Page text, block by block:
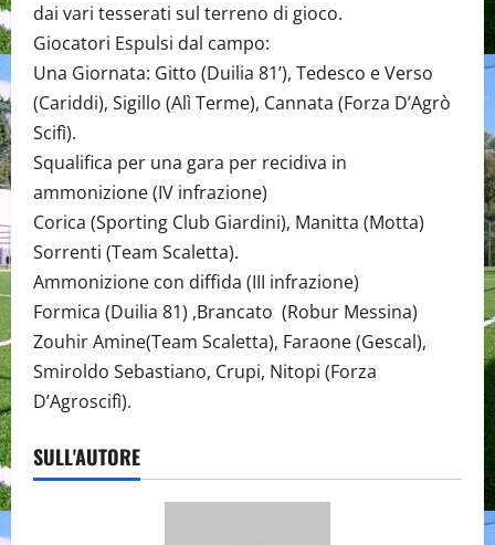
dai vari tesserati sul terreno di gioco.
Giocatori Espulsi dal campo:
Una Giornata: Gitto (Duilia 81’), Tedesco e Verso
(Cariddi), Sigillo (Alì Terme), Cannata (Forza D’Agrò
Scifì).
Squalifica per una gara per recidiva in
ammonizione (IV infrazione)
Corica (Sporting Club Giardini), Manitta (Motta)
Sorrenti (Team Scaletta).
Ammonizione con diffida (III infrazione)
Formica (Duilia 81) ,Brancato (Robur Messina)
Zouhir Amine(Team Scaletta), Faraone (Gescal),
Smiroldo Sebastiano, Crupi, Nitopi (Forza
D’Agroscifì).
SULL'AUTORE